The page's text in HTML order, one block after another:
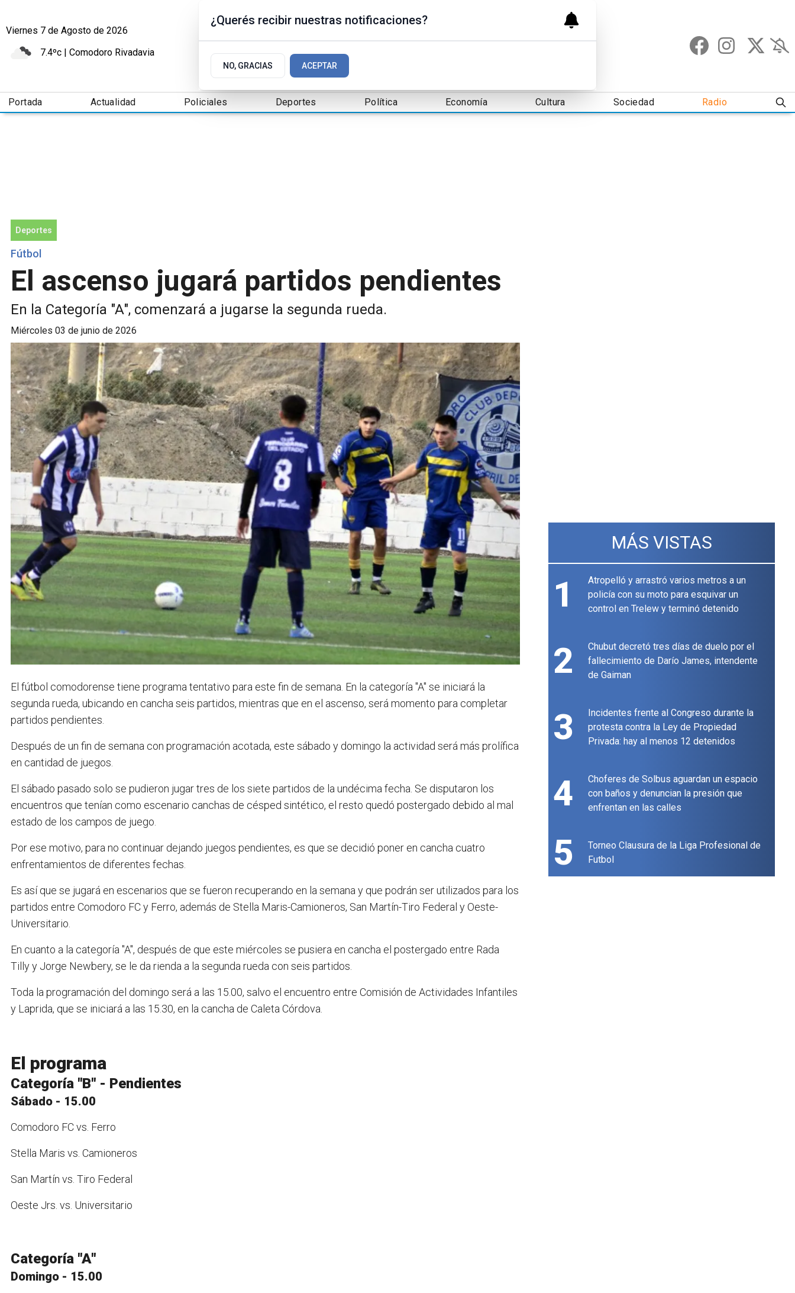
Viernes 7 de Agosto de 2026
7.4ºc | Comodoro Rivadavia
Portada Actualidad Policiales Deportes Política Economía Cultura Sociedad Radio
Deportes
Fútbol
El ascenso jugará partidos pendientes
En la Categoría "A", comenzará a jugarse la segunda rueda.
miércoles 03 de junio de 2026
El fútbol comodorense tiene programa tentativo para este fin de semana. En la categoría "A" se iniciará la
segunda rueda, ubicando en cancha seis partidos, mientras que en el ascenso, será momento para completar
partidos pendientes.
Después de un fin de semana con programación acotada, este sábado y domingo la actividad será más prolífica
en cantidad de juegos.
El sábado pasado solo se pudieron jugar tres de los siete partidos de la undécima fecha. Se disputaron los
encuentros que tenían como escenario canchas de césped sintético, el resto quedó postergado debido al mal
estado de los campos de juego.
Por ese motivo, para no continuar dejando juegos pendientes, es que se decidió poner en cancha cuatro
enfrentamientos de diferentes fechas.
Es así que se jugará en escenarios que se fueron recuperando en la semana y que podrán ser utilizados para los
partidos entre Comodoro FC y Ferro, además de Stella Maris-Camioneros, San Martín-Tiro Federal y Oeste-
Universitario.
En cuanto a la categoría "A", después de que este miércoles se pusiera en cancha el postergado entre Rada
Tilly y Jorge Newbery, se le da rienda a la segunda rueda con seis partidos.
Toda la programación del domingo será a las 15.00, salvo el encuentro entre Comisión de Actividades Infantiles
y Laprida, que se iniciará a las 15.30, en la cancha de Caleta Córdova.
El programa
Categoría "B" - Pendientes
Sábado - 15.00
Comodoro FC vs. Ferro
Stella Maris vs. Camioneros
San Martín vs. Tiro Federal
Oeste Jrs. vs. Universitario
Categoría "A"
Domingo - 15.00
MÁS VISTAS
1
Atropelló y arrastró varios metros a un
policía con su moto para esquivar un
control en Trelew y terminó detenido
2
Chubut decretó tres días de duelo por el
fallecimiento de Darío James, intendente
de Gaiman
3
Incidentes frente al Congreso durante la
protesta contra la Ley de Propiedad
Privada: hay al menos 12 detenidos
4
Choferes de Solbus aguardan un espacio
con baños y denuncian la presión que
enfrentan en las calles
5
Torneo Clausura de la Liga Profesional de
Futbol
¿Querés recibir nuestras notificaciones?
NO, GRACIAS ACEPTAR